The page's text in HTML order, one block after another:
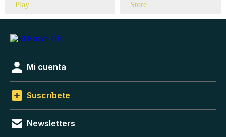
Mi cuenta
Suscríbete
Newsletters